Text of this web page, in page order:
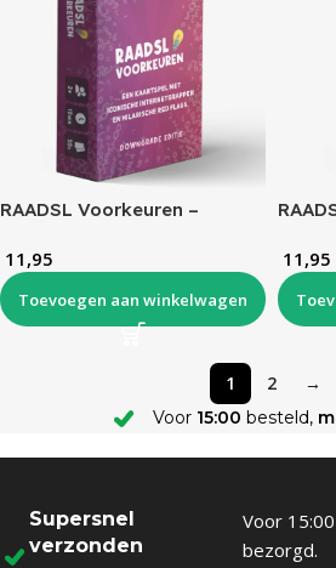
RAADSL Voorkeuren –
11,95
Toevoegen aan winkelwagen
11,95
1 2 →
Voor 15:00 besteld,
Supersnel
verzonden
Voor
bezorgd.